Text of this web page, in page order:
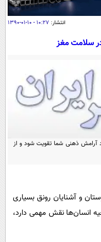
ها
انتشار: ۱۰:۲۷ - ۱۰-۰۱-۱۳۹۰
سلامت مغز
آرامش ذهنی شما تقویت شود و از
و آشنایان رونق بسیاری
انسان‌ها نقش مهمی دارد،